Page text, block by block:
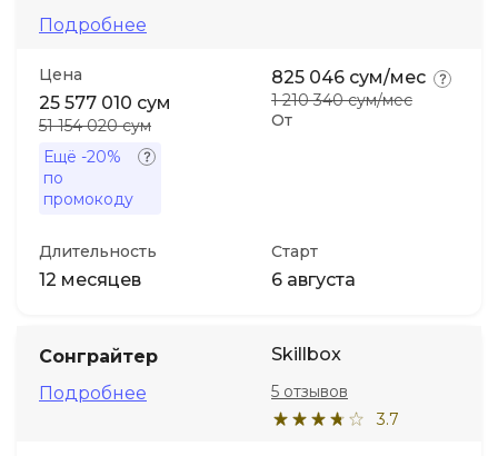
Подробнее
Цена
25 577 010 сум
51 154 020 сум
Ещё -20%
по
промокоду
От
825 046 сум/мес
1 210 340 сум/мес
Длительность
12 месяцев
Старт
6 августа
Сонграйтер
Подробнее
Skillbox
3.7
5 отзывов